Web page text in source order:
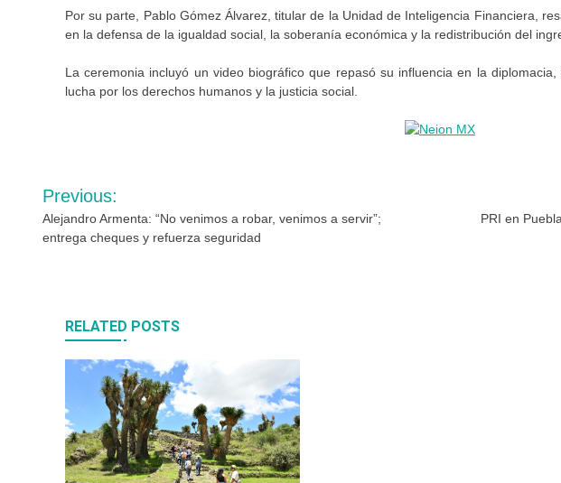
Por su parte, Pablo Gómez Álvarez, titular de la Unidad de Inteligencia Financiera,
en la defensa de la igualdad social, la soberanía económica y la redistribución del
La ceremonia incluyó un video biográfico que repasó su influencia en la
lucha por los derechos humanos y la justicia social.
Navegación
de
Previous:
Alejandro Armenta: “No venimos a robar, venimos a servir”;
entrega cheques y refuerza seguridad
PRI en
RELATED POSTS